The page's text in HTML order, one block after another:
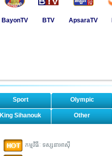
BayonTV BTV ApsaraTV
Sport Olympic
King Sihanouk Other
កម្មវិធីៈ ទស្សនាអាស៊ី